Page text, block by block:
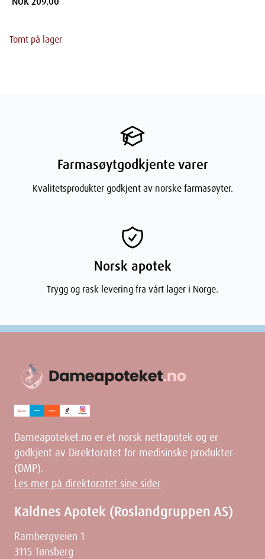
Tomt på lager
Farmasøytgodkjente varer
Kvalitetsprodukter godkjent av norske farmasøyter.
Norsk apotek
Trygg og rask levering fra vårt lager i Norge.
Dameapoteket.no er et norsk nettapotek og er
godkjent av Direktoratet for medisinske produkter
(DMP).
Les mer på direktoratet sine sider
Kaldnes Apotek (Roslandgruppen AS)
Rambergveien 1
3115 Tønsberg